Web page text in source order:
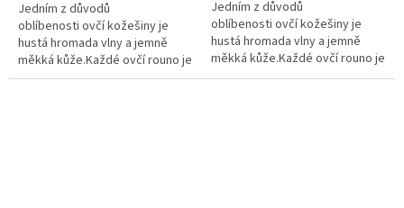
Jedním z důvodů
oblíbenosti ovčí kožešiny je
hustá hromada vlny a jemně
měkká kůže.Každé ovčí rouno je
přirozeně obarvené, takže
Jedním z důvodů
oblíbenosti ovčí kožešiny je
hustá hromada vlny a jemně
měkká kůže.Každé ovčí rouno je
přirozeně obarvené, takže